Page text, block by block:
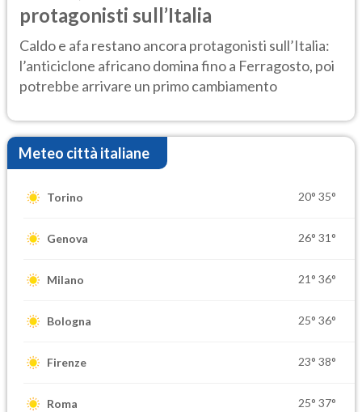
protagonisti sull’Italia
Caldo e afa restano ancora protagonisti sull’Italia:
l’anticiclone africano domina fino a Ferragosto, poi
potrebbe arrivare un primo cambiamento
Meteo città italiane
Torino 20° 35°
Genova 26° 31°
Milano 21° 36°
Bologna 25° 36°
Firenze 23° 38°
Roma 25° 37°